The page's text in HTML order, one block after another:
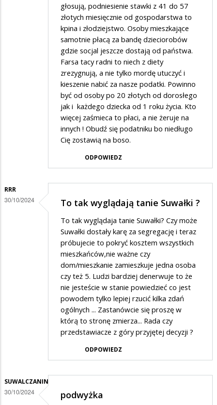
głosują, podniesienie stawki z 41 do 57
złotych miesięcznie od gospodarstwa to
kpina i złodziejstwo. Osoby mieszkające
samotnie płacą za bandę dzieciorobów
gdzie socjal jeszcze dostają od państwa.
Farsa tacy radni to niech z diety
zrezygnują, a nie tylko mordę utuczyć i
kieszenie nabić za nasze podatki. Powinno
być od osoby po 20 złotych od dorosłego
jak i każdego dziecka od 1 roku życia. Kto
więcej zaśmieca to płaci, a nie żeruje na
innych ! Obudź się podatniku bo niedługo
Cię zostawią na boso.
ODPOWIEDZ
RRR
30/10/2024 To tak wyglądają tanie Suwałki ?
To tak wyglądaja tanie Suwałki? Czy może
Suwałki dostały karę za segregację i teraz
próbujecie to pokryć kosztem wszystkich
mieszkańców,nie ważne czy
dom/mieszkanie zamieszkuje jedna osoba
czy też 5. Ludzi bardziej denerwuje to że
nie jesteście w stanie powiedzieć co jest
powodem tylko lepiej rzucić kilka zdań
ogólnych ... Zastanówcie się proszę w
którą to stronę zmierza... Rada czy
przedstawiacze z góry przyjętej decyzji ?
ODPOWIEDZ
SUWALCZANIN
30/10/2024 podwyżka